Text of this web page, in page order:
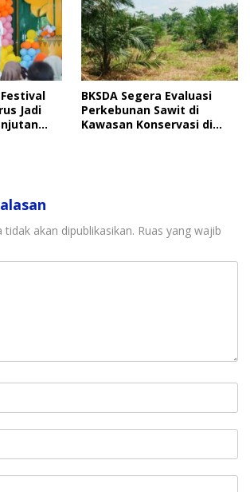
Jadi
BKSDA Segera Evaluasi
Perkebunan Sawit di
Kawasan Konservasi di
akan dipublikasikan. Ruas yang wajib